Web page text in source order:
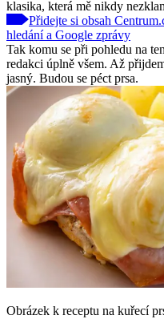
klasika, která mě nikdy
Přidejte si obsah
hledání a Google zprávy
Tak komu se při pohledu na
redakci úplně všem. Až
jasný. Budou se péct prsa.
Obrázek k receptu na kuřecí